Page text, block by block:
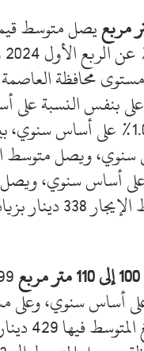
يصل متوسط
سنوية قدرها 1.5% ويعد أعلى
مستوى محافظة حولي إلى 369 دينار
مستوى المحافظات بزيادة 1.0%